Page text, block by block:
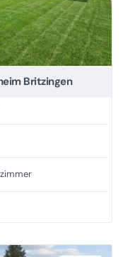
Britzingen